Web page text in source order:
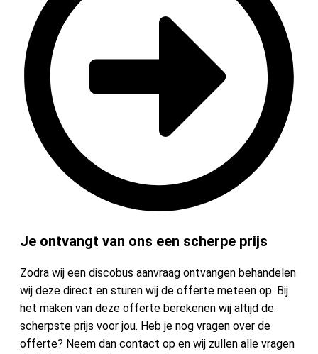
Je ontvangt van ons een scherpe prijs
Zodra wij een discobus aanvraag ontvangen behandelen
wij deze direct en sturen wij de offerte meteen op. Bij
het maken van deze offerte berekenen wij altijd de
scherpste prijs voor jou. Heb je nog vragen over de
offerte? Neem dan contact op en wij zullen alle vragen